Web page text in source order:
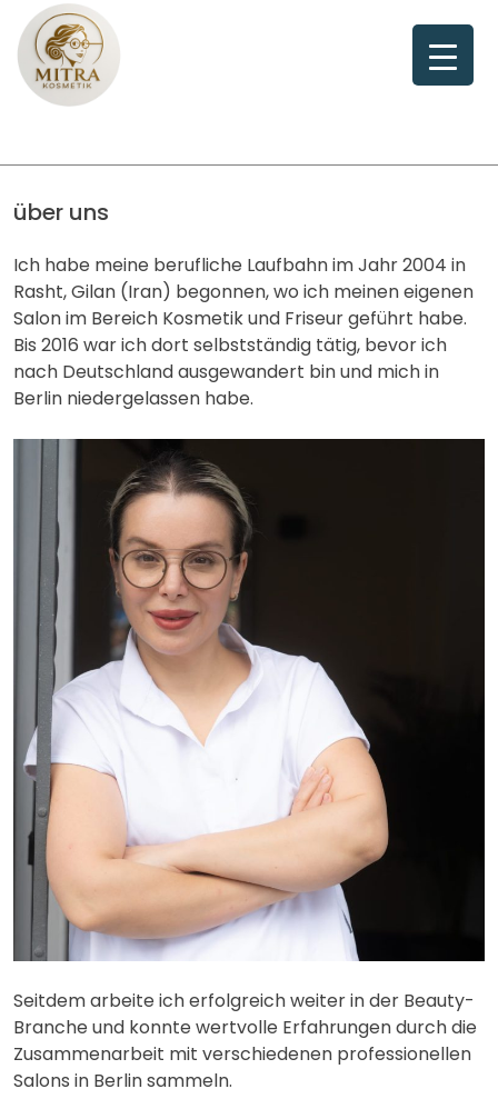
Skip
content
über uns
Ich habe meine berufliche Laufbahn im Jahr 2004 in
Rasht, Gilan (Iran) begonnen, wo ich meinen eigenen
Salon im Bereich Kosmetik und Friseur geführt habe.
Bis 2016 war ich dort selbstständig tätig, bevor ich
nach Deutschland ausgewandert bin und mich in
Berlin niedergelassen habe.
Seitdem arbeite ich erfolgreich weiter in der Beauty-
Branche und konnte wertvolle Erfahrungen durch die
Zusammenarbeit mit verschiedenen professionellen
Salons in Berlin sammeln.